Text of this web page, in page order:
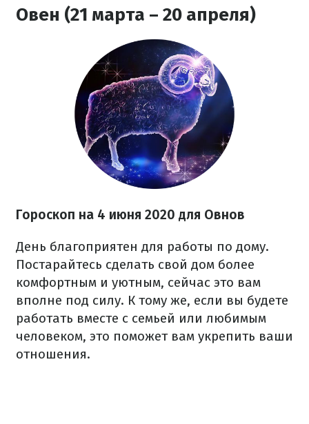
Овен (21 марта – 20 апреля)
Гороскоп на 4 июня 2020 для Овнов
День благоприятен для работы по дому.
Постарайтесь сделать свой дом более
комфортным и уютным, сейчас это вам
вполне под силу. К тому же, если вы будете
работать вместе с семьей или любимым
человеком, это поможет вам укрепить ваши
отношения.